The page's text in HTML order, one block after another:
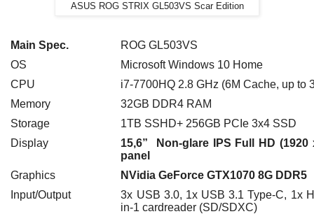
ASUS ROG STRIX GL503VS Scar Edition
Main Spec.
ROG GL503VS
OS
Microsoft Windows 10 Home
CPU
i7-7700HQ 2.8 GHz (6M Cache, up to
Memory
32GB DDR4 RAM
Storage
1TB SSHD+ 256GB PCIe 3x4 SSD
Display
15,6” Non-glare IPS Full HD (1920
panel
Graphics
NVidia GeForce GTX1070 8G DDR5
Input/Output
3x USB 3.0, 1x USB 3.1 Type-C, 1x
in-1 cardreader (SD/SDXC)